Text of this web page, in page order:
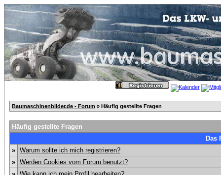
Baumaschinenbilder.de - Forum » Häufig gestellte Fragen
Häufig gestellte Fragen
Das
» Warum sollte ich mich registrieren?
» Werden Cookies vom Forum benutzt?